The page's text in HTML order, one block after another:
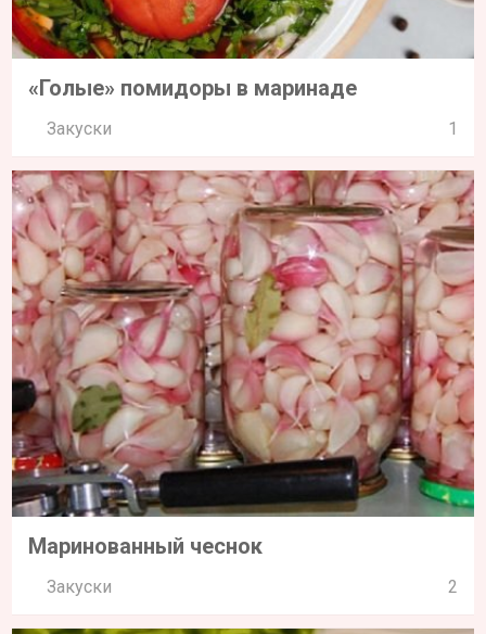
«Голые» помидоры в маринаде
Закуски 1
Маринованный чеснок
Закуски 2